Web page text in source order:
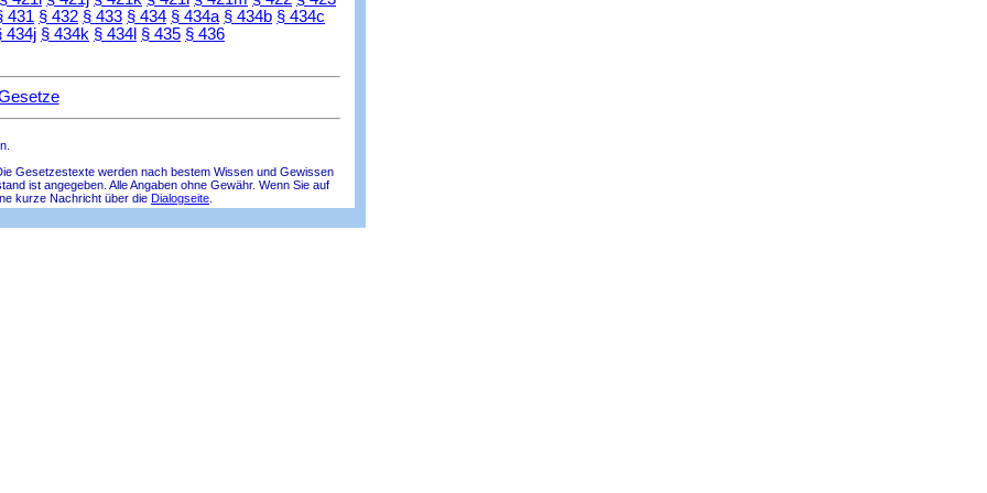
431 § 432 § 433 § 434 § 434a § 434b § 434c
434j § 434k § 434l § 435 § 436
Gesetzestexte werden nach bestem Wissen und Gewissen
ist angegeben. Alle Angaben ohne Gewähr. Wenn Sie auf
kurze Nachricht über die Dialogseite